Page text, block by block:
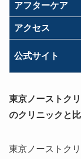
アフターケア
アクセス
公式サイト
東京ノーストク
のクリニックと
東京ノーストクリ